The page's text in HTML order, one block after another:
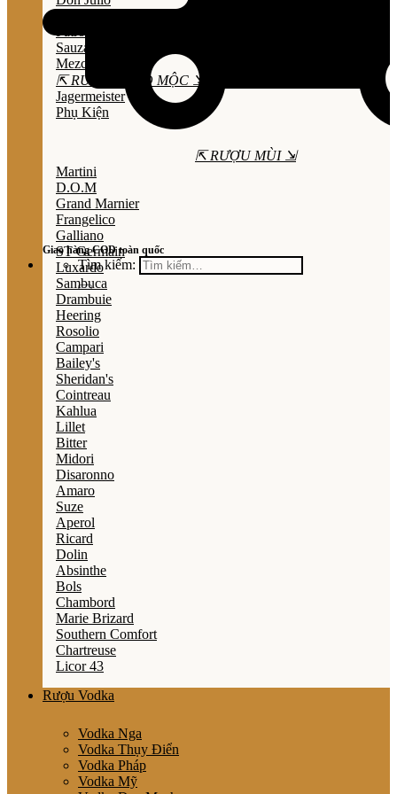
Giao hàng COD toàn quốc
Tìm kiếm:
Sauza
Mezcal
⇱ RƯỢU THẢO MỘC ⇲
Jagermeister
Phụ Kiện
⇱ RƯỢU MÙI ⇲
Martini
D.O.M
Grand Marnier
Frangelico
Galliano
ST Germain
Luxardo
Sambuca
Drambuie
Heering
Rosolio
Campari
Bailey's
Sheridan's
Cointreau
Kahlua
Lillet
Bitter
Midori
Disaronno
Amaro
Suze
Aperol
Ricard
Dolin
Absinthe
Bols
Chambord
Marie Brizard
Southern Comfort
Chartreuse
Licor 43
Rượu Vodka
Vodka Nga
Vodka Thụy Điển
Vodka Pháp
Vodka Mỹ